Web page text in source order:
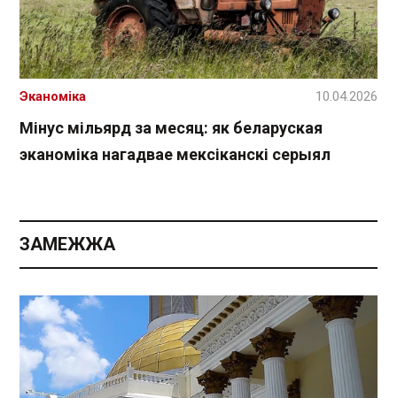
Мінус мільярд за месяц: як беларуская
эканоміка нагадвае мексіканскі серыял
Эканоміка 10.04.2026
ЗАМЕЖЖА